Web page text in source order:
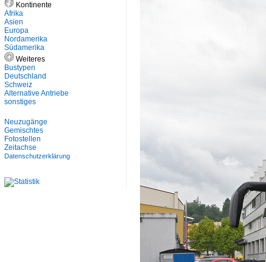
Kontinente
Afrika
Asien
Europa
Nordamerika
Südamerika
Weiteres
Bustypen
Deutschland
Schweiz
Alternative Antriebe
sonstiges
Neuzugänge
Gemischtes
Fotostellen
Zeitachse
Datenschutzerklärung